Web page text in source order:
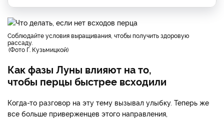
Соблюдайте условия выращивания, чтобы получить здоровую
рассаду.
Фото Г. Кузьмицкой
Как фазы Луны влияют на то,
чтобы перцы быстрее всходили
Когда-то разговор на эту тему вызывал улыбку. Теперь же
все больше приверженцев этого направления,